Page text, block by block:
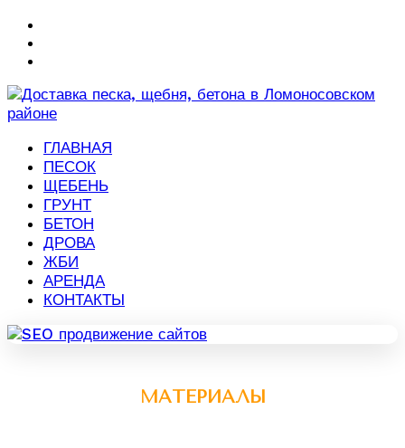
ГЛАВНАЯ
ПЕСОК
ЩЕБЕНЬ
ГРУНТ
БЕТОН
ДРОВА
ЖБИ
АРЕНДА
КОНТАКТЫ
МАТЕРИАЛЫ